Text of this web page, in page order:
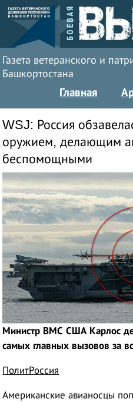
Газета ветеранского и
Башкортостана
Главная
WSJ: Россия
оружием, делающим
беспомощными
Министр ВМС США Карлос
самых главных вызовов за
ПолитРоссия
Американские авианосцы